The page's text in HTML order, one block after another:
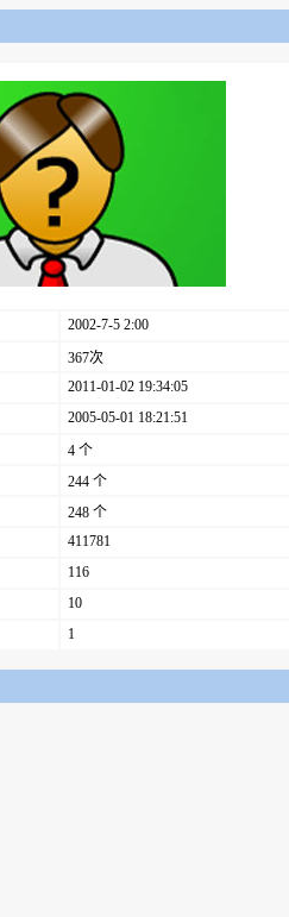
2002-7-5 2:00
367次
2011-01-02 19:34:05
2005-05-01 18:21:51
4 个
244 个
248 个
411781
116
10
1